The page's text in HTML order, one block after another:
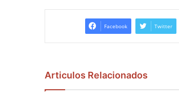
Facebook Twitter
Articulos Relacionados